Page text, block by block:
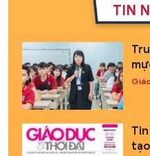
TIN